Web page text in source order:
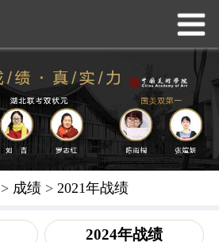
> 成绩 > 2021年战绩
2024年战绩